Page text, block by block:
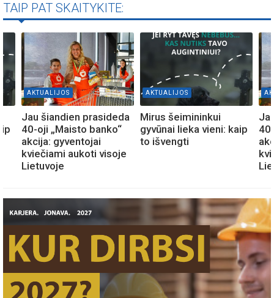
TAIP PAT SKAITYKITE:
AKTUALIJOS
Jau šiandien prasideda
40-oji „Maisto banko“
akcija: gyventojai
kviečiami aukoti visoje
Lietuvoje
AKTUALIJOS
Mirus šeimininkui
gyvūnai lieka vieni: kaip
to išvengti